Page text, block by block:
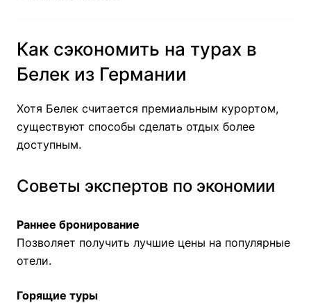
Как сэкономить на турах в
Белек из Германии
Хотя Белек считается премиальным курортом,
существуют способы сделать отдых более
доступным.
Советы экспертов по экономии
Раннее бронирование
Позволяет получить лучшие цены на популярные
отели.
Горящие туры